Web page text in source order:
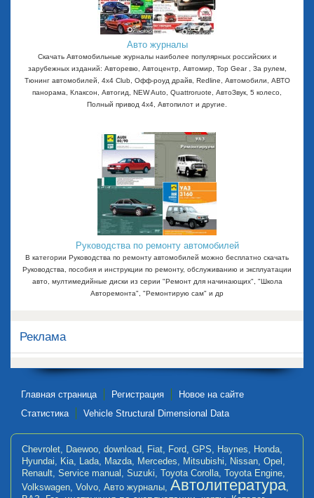
Авто журналы
Скачать Автомобильные журналы наиболее популярных российских и
зарубежных изданий: Авторевю, Автоцентр, Автомир, Top Gear , За рулем,
Тюнинг автомобилей, 4x4 Club, Офф-роуд драйв, Redline, Автомобили, АВТО
панорама, Клаксон, Автогид, NEW Auto, Quattroruote, АвтоЗвук, 5 колесо,
Полный привод 4х4, Автопилот и другие.
Руководства по ремонту автомобилей
В категории Руководства по ремонту автомобилей можно бесплатно скачать
Руководства, пособия и инструкции по ремонту, обслуживанию и эксплуатации
авто, мултимедийные диски из серии "Ремонт для начинающих", "Школа
Авторемонта", "Ремонтирую сам" и др
Реклама
Главная страница Регистрация
Новое на сайте
Статистика
Vehicle Structural Dimensional Data
Chevrolet, Daewoo, download, Fiat, Ford, GPS, Haynes, Honda,
Hyundai, Kia, Lada, Mazda, Mercedes, Mitsubishi, Nissan, Opel ,
Renault, Service manual , Suzuki, Toyota Corolla, Toyota Engine,
Volkswagen, Volvo, Авто журналы, Автолитература,